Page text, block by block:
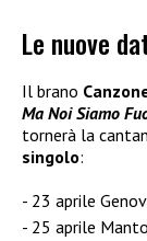
Le nuove
Il brano
Ma Noi Siamo
tornerà la
singolo:
23 aprile
25 aprile